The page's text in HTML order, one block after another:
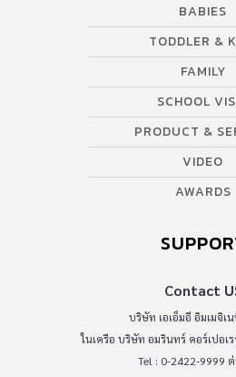
BABIES
TODDLER &
FAMILY
SCHOOL
PRODUCT &
VIDEO
AWARDS
Contact
บริษัท เอเอ็มอี อิมเมจิเ
ในเครือ บริษัท อมรินทร์ คอร์เปอ
Tel : 0-2422-9999